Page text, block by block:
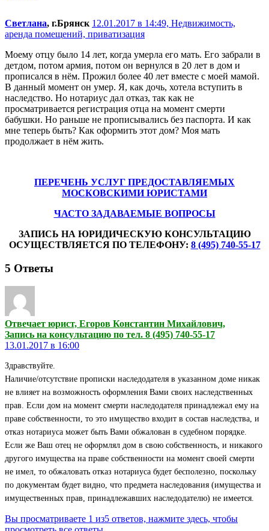
Светлана, г.Брянск 12.01.2017 в 14:49, Недвижимость,
аренда помещений, приватизация
Моему отцу было 14 лет, когда умерла его мать. Его забрали в
детдом, потом армия, потом он вернулся в 20 лет в дом и
прописался в нём. Прожил более 40 лет вместе с моей мамой.
В данный момент он умер. Я, как дочь, хотела вступить в
наследство. Но нотариус дал отказ, так как не
просматривается регистрация отца на момент смерти
бабушки. Но раньше не прописывались без паспорта. И как
мне теперь быть? Как оформить этот дом? Моя мать
продолжает в нём жить.
ПЕРЕЧЕНЬ УСЛУГ ПРЕДОСТАВЛЯЕМЫХ
МОСКОВСКИМИ ЮРИСТАМИ
ЧАСТО ЗАДАВАЕМЫЕ ВОПРОСЫ
ЗАПИСЬ НА ЮРИДИЧЕСКУЮ КОНСУЛЬТАЦИЮ
ОСУЩЕСТВЛЯЕТСЯ ПО ТЕЛЕФОНУ: 8 (495) 740-55-17
5 Ответы
Отвечает юрист, Егоров Константин Михайлович,
Запись на консультацию по тел. 8 (495) 740-55-17
13.01.2017 в 16:00
Здравствуйте.
Наличие/отсутствие прописки наследодателя в указанном доме никак
не влияет на возможность оформления Вами своих наследственных
прав. Если дом на момент смерти наследодателя принадлежал ему на
праве собственности, то это имущество входит в состав наследства, и
отказ нотариуса может быть Вами обжалован в судебном порядке.
Если же Ваш отец не оформлял дом в свою собственность, и никакого
другого имущества на праве собственности на момент своей смерти
не имел, то обжаловать отказ нотариуса будет бесполезно, поскольку
по документам будет видно, что предмета наследования (имущества и
имущественных прав, принадлежавших наследодателю) не имеется.
Вы просматриваете 1 из5 ответов, нажмите здесь, чтобы